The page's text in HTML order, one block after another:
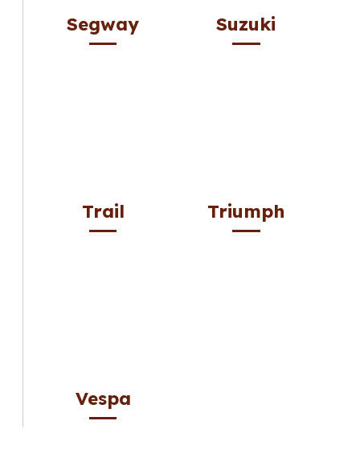
Segway Suzuki
Trail Triumph
Vespa